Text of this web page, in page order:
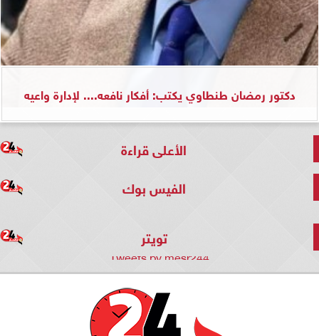
دكتور رمضان طنطاوي يكتب: أفكار نافعه.... لإدارة واعيه
الأعلى قراءة
الفيس بوك
تويتر
Tweets by mesr244